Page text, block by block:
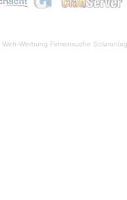
Web-Werbung Firmensuche